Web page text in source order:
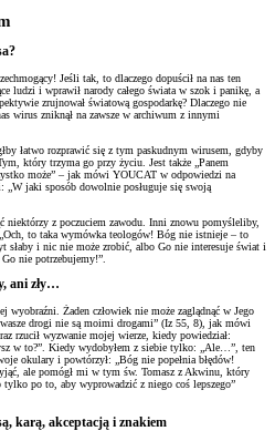
Jeśli tak, to dlaczego dopuścił na nas ten
ludzi i wprawił narody całego świata w szok i panikę, a
zrujnował światową gospodarkę? Dlaczego nie
wirus zniknął na zawsze w archiwum z innymi
łatwo rozprawić się z tym paskudnym wirusem, gdyby
który trzyma go przy życiu. Jest także „Panem
może” – jak mówi YOUCAT w odpowiedzi na
„W jaki sposób dowolnie posługuje się swoją
niektórzy z poczuciem zawodu. Inni znowu pomyśleliby,
to taka wymówka teologów! Bóg nie istnieje – to
słaby i nic nie może zrobić, albo Go nie interesuje świat i
nie potrzebujemy!”.
ani zły…
Żaden człowiek nie może zaglądnąć w Jego
drogi nie są moimi drogami” (Iz 55, 8), jak mówi
rzucił wyzwanie mojej wierze, kiedy powiedział:
w to?”. Kiedy wydobyłem z siebie tylko: „Ale…”, ten
okulary i powtórzył: „Bóg nie popełnia błędów!
ale pomógł mi w tym św. Tomasz z Akwinu, który
tylko po to, aby wyprowadzić z niego coś lepszego”
karą, akceptacją i znakiem